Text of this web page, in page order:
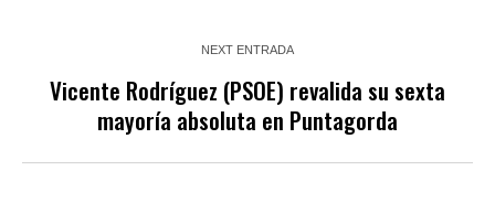
NEXT ENTRADA
Vicente Rodríguez (PSOE) revalida su sexta
mayoría absoluta en Puntagorda